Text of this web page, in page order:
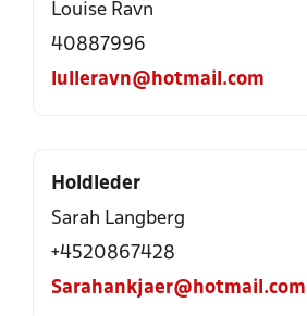
Louise Ravn
40887996
lulleravn@hotmail.com
Holdleder
Sarah Langberg
+4520867428
Sarahankjaer@hotmail.com